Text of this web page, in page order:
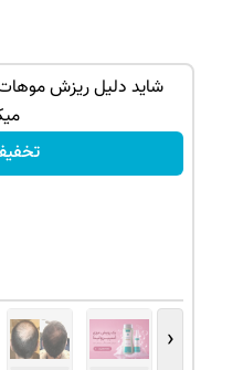
شاید دلیل ریزش
‹